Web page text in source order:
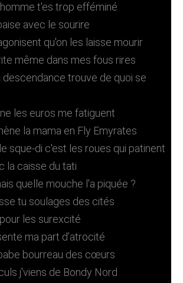
t'es trop efféminé
avec le sourire
qu'on les laisse mourir
même dans mes fous rires
descendance trouve de quoi se
les euros me fatiguent
la mama en Fly Emyrates
sque-di c'est les roues qui patinent
la caisse du tati
quelle mouche l'a piquée ?
tu soulages des cités
les surexcité
ma part d’atrocité
bourreau des cœurs
j'viens de Bondy Nord